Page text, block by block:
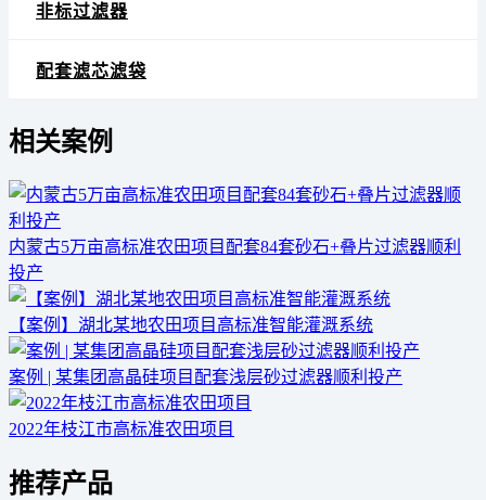
非标过滤器
配套滤芯滤袋
相关案例
内蒙古5万亩高标准农田项目配套84套砂石+叠片过滤器顺利
投产
【案例】湖北某地农田项目高标准智能灌溉系统
案例 | 某集团高晶硅项目配套浅层砂过滤器顺利投产
2022年枝江市高标准农田项目
推荐产品